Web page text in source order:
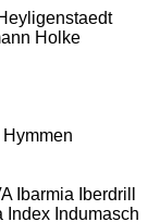
Holke
Hymmen
Ibarmia
Iberdrill
Index Indumasch